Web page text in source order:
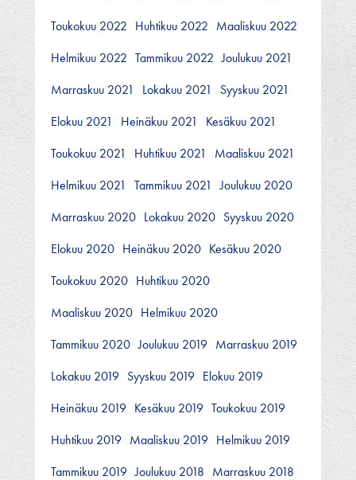
Toukokuu 2022 Huhtikuu 2022 Maaliskuu 2022
Helmikuu 2022 Tammikuu 2022 Joulukuu 2021
Marraskuu 2021
Lokakuu 2021
Syyskuu 2021
Elokuu 2021
Heinäkuu 2021
Kesäkuu 2021
Toukokuu 2021
Huhtikuu 2021
Maaliskuu 2021
Helmikuu 2021
Tammikuu 2021
Joulukuu 2020
Marraskuu 2020 Lokakuu 2020 Syyskuu 2020
Elokuu 2020 Heinäkuu 2020 Kesäkuu 2020
Toukokuu 2020 Huhtikuu 2020
Maaliskuu 2020 Helmikuu 2020
Tammikuu 2020 Joulukuu 2019 Marraskuu 2019
Lokakuu 2019 Syyskuu 2019 Elokuu 2019
Heinäkuu 2019 Kesäkuu 2019 Toukokuu 2019
Huhtikuu 2019 Maaliskuu 2019 Helmikuu 2019
Tammikuu 2019 Joulukuu 2018 Marraskuu 2018